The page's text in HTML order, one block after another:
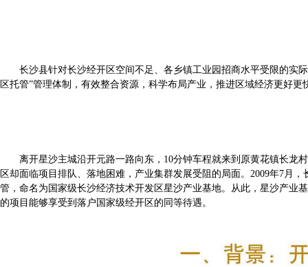
长沙县针对长沙经开区空间不足、各乡镇工业园招商水平受限的实际
区托管”管理体制，有效整合资源，科学布局产业，推进区域经济更好更
离开星沙主城沿开元路一路向东，10分钟车程就来到原黄花镇长龙
区却面临项目排队、落地困难，产业集群发展受阻的局面。2009年7月
管，命名为国家级长沙经济技术开发区星沙产业基地。从此，星沙产业
的项目能够享受到落户国家级经开区的同等待遇。